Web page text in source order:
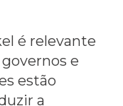
é relevante
e
estão
a